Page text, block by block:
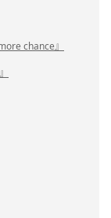
chance』